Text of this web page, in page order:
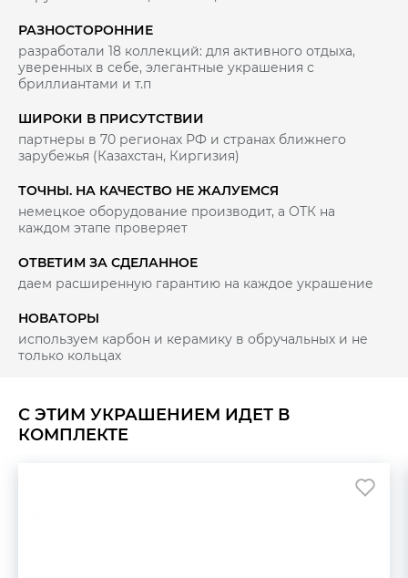
С ЭТИМ УКРАШЕНИЕМ ИДЕТ В
КОМПЛЕКТЕ
РАЗНОСТОРОННИЕ
разработали 18 коллекций: для активного отдыха,
уверенных в себе, элегантные украшения с
бриллиантами и т.п
ШИРОКИ В ПРИСУТСТВИИ
партнеры в 70 регионах РФ и странах ближнего
зарубежья (Казахстан, Киргизия)
ТОЧНЫ. НА КАЧЕСТВО НЕ ЖАЛУЕМСЯ
немецкое оборудование производит, а ОТК на
каждом этапе проверяет
ОТВЕТИМ ЗА СДЕЛАННОЕ
даем расширенную гарантию на каждое украшение
НОВАТОРЫ
используем карбон и керамику в обручальных и не
только кольцах